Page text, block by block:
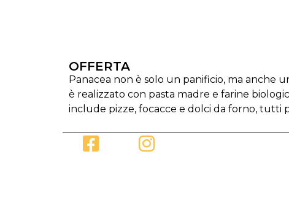
OFFERTA
Panacea non è solo un panificio, ma anche
è realizzato con pasta madre e farine
include pizze, focacce e dolci da forno, tutti